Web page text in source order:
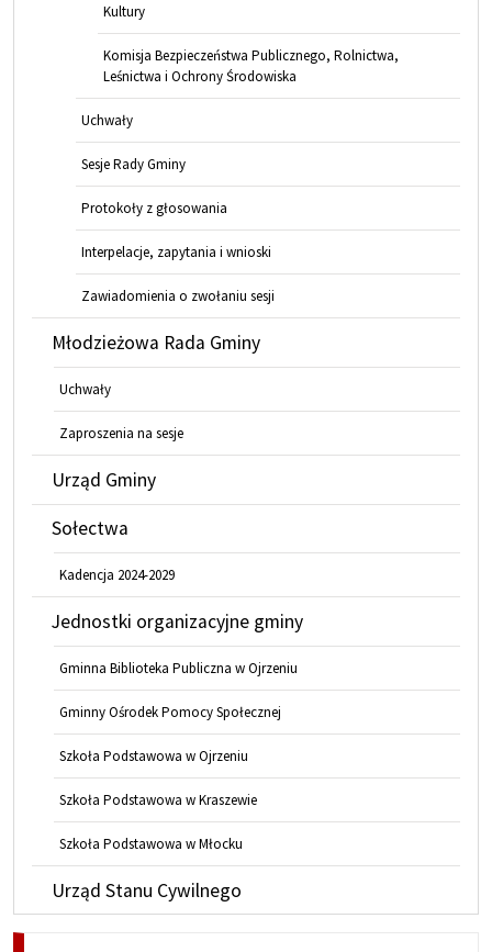
Kultury
Komisja Bezpieczeństwa Publicznego, Rolnictwa,
Leśnictwa i Ochrony Środowiska
Uchwały
Sesje Rady Gminy
Protokoły z głosowania
Interpelacje, zapytania i wnioski
Zawiadomienia o zwołaniu sesji
Młodzieżowa Rada Gminy
Uchwały
Zaproszenia na sesje
Urząd Gminy
Sołectwa
Kadencja 2024-2029
Jednostki organizacyjne gminy
Gminna Biblioteka Publiczna w Ojrzeniu
Gminny Ośrodek Pomocy Społecznej
Szkoła Podstawowa w Ojrzeniu
Szkoła Podstawowa w Kraszewie
Szkoła Podstawowa w Młocku
Urząd Stanu Cywilnego